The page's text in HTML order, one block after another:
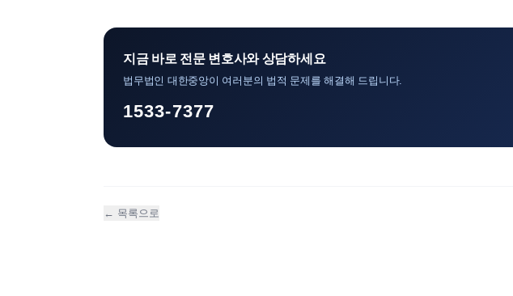
지금 바로 전문 변호사와 상담하세요
법무법인 대한중앙이 여러분의 법적 문제를 해결해 드립니다.
1533-7377
← 목록으로